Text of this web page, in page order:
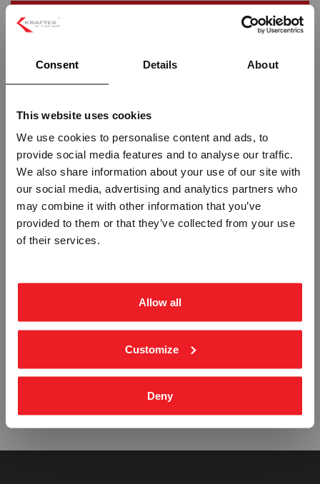
Consent Details About
This website uses cookies
We use cookies to personalise content and ads, to
provide social media features and to analyse our traffic.
We also share information about your use of our site with
our social media, advertising and analytics partners who
may combine it with other information that you’ve
provided to them or that they’ve collected from your use
of their services.
Allow all
Customize
Deny
SPACE OR GROUP OF SPACES
PROTECTED BY MONITORED
DETECTORS - ETTERLYSENDE PVC
IMO-761
SPACE OR GROUP OF SPACES
MONITORED BY FLAME
DETECTORS - ETTERLYSENDE PVC
IMO-762
Frakr 401,25
SPACE MONITORED BY GAS
SKILT
CONTROL PANEL FOR FIRE
ETTERLYSENDE PVC SKILT
Vennligst velg portal
BEDRIFT PRIVAT